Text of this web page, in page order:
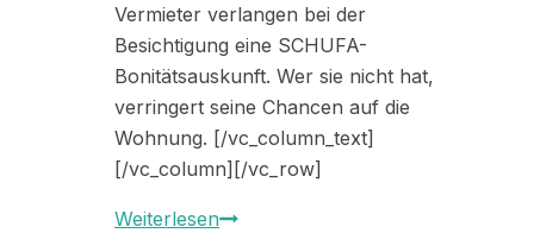
Vermieter verlangen bei der
Besichtigung eine SCHUFA-
Bonitätsauskunft. Wer sie nicht hat,
verringert seine Chancen auf die
Wohnung. [/vc_column_text]
[/vc_column][/vc_row]
WeiterlesenOriginal